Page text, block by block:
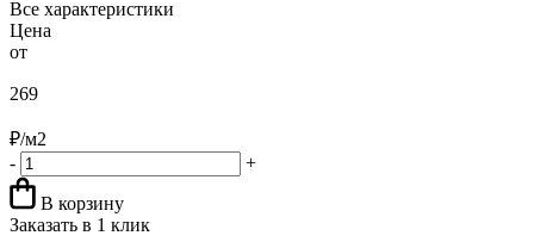
Все характеристики
Цена
от
269
₽/м2
-
+
В корзину
Заказать в 1 клик